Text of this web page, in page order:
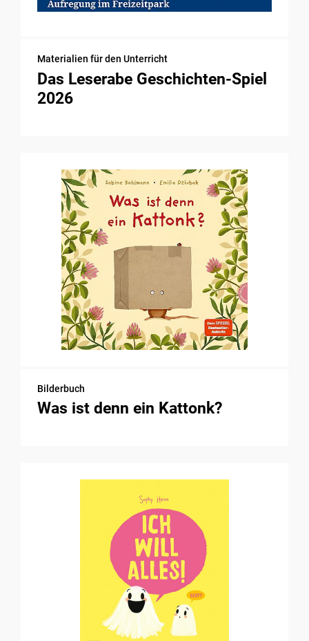
Materialien für den Unterricht
Das Leserabe Geschichten-Spiel
2026
Bilderbuch
Was ist denn ein Kattonk?